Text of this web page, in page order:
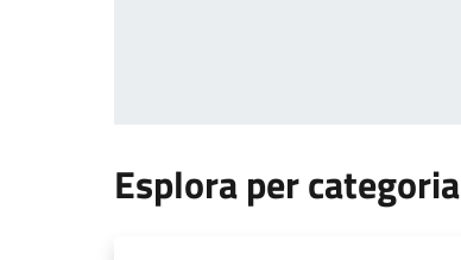
Esplora per categoria